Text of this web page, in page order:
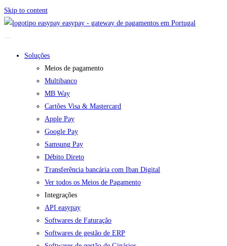
Skip to content
easypay - gateway de pagamentos em Portugal
Soluções
Meios de pagamento
Multibanco
MB Way
Cartões Visa & Mastercard
Apple Pay
Google Pay
Samsung Pay
Débito Direto
Transferência bancária com Iban Digital
Ver todos os Meios de Pagamento
Integrações
API easypay
Softwares de Faturação
Softwares de gestão de ERP